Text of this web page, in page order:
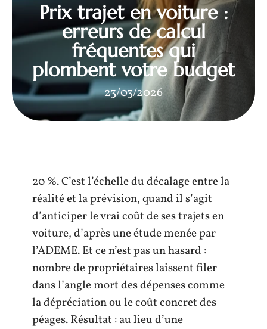
Prix trajet en voiture :
erreurs de calcul
fréquentes qui
plombent votre budget
23/03/2026
20 %. C’est l’échelle du décalage entre la
réalité et la prévision, quand il s’agit
d’anticiper le vrai coût de ses trajets en
voiture, d’après une étude menée par
l’ADEME. Et ce n’est pas un hasard :
nombre de propriétaires laissent filer
dans l’angle mort des dépenses comme
la dépréciation ou le coût concret des
péages. Résultat : au lieu d’une